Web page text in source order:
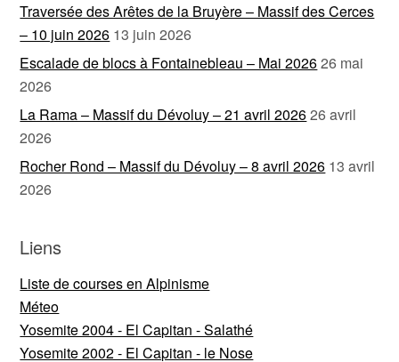
Traversée des Arêtes de la Bruyère – Massif des Cerces
– 10 juin 2026 13 juin 2026
Escalade de blocs à Fontainebleau – Mai 202626 mai
2026
La Rama – Massif du Dévoluy – 21 avril 202626 avril
2026
Rocher Rond – Massif du Dévoluy – 8 avril 2026 13 avril
2026
Liens
Liste de courses en Alpinisme
Méteo
Yosemite 2004 - El Capitan - Salathé
Yosemite 2002 - El Capitan - le Nose